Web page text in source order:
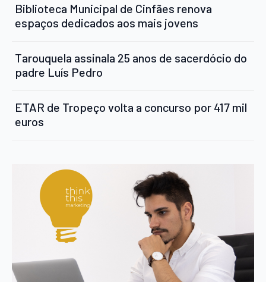
Biblioteca Municipal de Cinfães renova
espaços dedicados aos mais jovens
Tarouquela assinala 25 anos de sacerdócio do
padre Luís Pedro
ETAR de Tropeço volta a concurso por 417 mil
euros